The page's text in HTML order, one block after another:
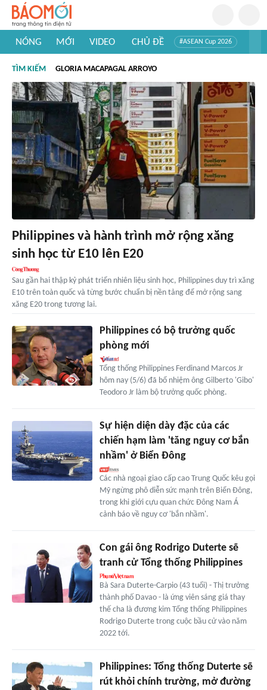
NÓNG MỚI VIDEO CHỦ ĐỀ #ASEAN Cup 2026
#Khám phá thế giới
TÌM KIẾM GLORIA MACAPAGAL ARROYO
Philippines và hành trình mở rộng xăng
sinh học từ E10 lên E20
Sau gần hai thập kỷ phát triển nhiên liệu sinh học, Philippines duy trì xăng
E10 trên toàn quốc và từng bước chuẩn bị nền tảng để mở rộng sang
xăng E20 trong tương lai.
Philippines có bộ trưởng quốc
phòng mới
Tổng thống Philippines Ferdinand Marcos Jr
hôm nay (5/6) đã bổ nhiệm ông Gilberto 'Gibo'
Teodoro Jr làm bộ trưởng quốc phòng.
Sự hiện diện dày đặc của các
chiến hạm làm 'tăng nguy cơ bắn
nhầm' ở Biển Đông
Các nhà ngoại giao cấp cao Trung Quốc kêu gọi
Mỹ ngừng phô diễn sức mạnh trên Biển Đông,
trong khi giới cựu quan chức Đông Nam Á
cảnh báo về nguy cơ 'bắn nhầm'.
Con gái ông Rodrigo Duterte sẽ
tranh cử Tổng thống Philippines
Bà Sara Duterte-Carpio (43 tuổi) - Thị trưởng
thành phố Davao - là ứng viên sáng giá thay
thế cha là đương kim Tổng thống Philippines
Rodrigo Duterte trong cuộc bầu cử vào năm
2022 tới.
Philippines: Tổng thống Duterte sẽ
rút khỏi chính trường, mở đường